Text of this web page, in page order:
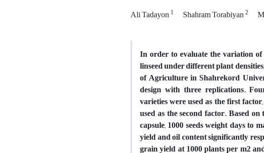
Ali Tadayon1 Shahram Torabiyan2
In order to evaluate the variation
linseed under different plant
of Agriculture in Shahrekord
design with three replications.
varieties were used as the first
used as the second factor. Based
capsule, 1000 seeds weight days
yield and oil content significantly
grain yield at 1000 plants per m2